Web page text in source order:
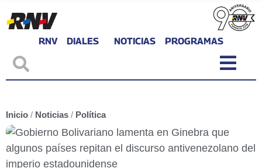
RNV DIALES NOTICIAS PROGRAMAS
Inicio / Noticias / Política